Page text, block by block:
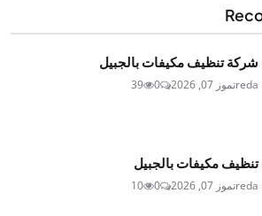
شركة تنظيف مكيفات بالجبيل
redaتموز 07, 2026 0
39
تنظيف مكيفات بالجبيل
redaتموز 07, 2026 0
10